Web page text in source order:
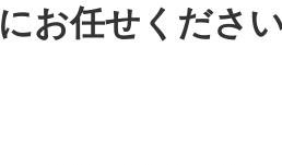
お任せくださ